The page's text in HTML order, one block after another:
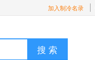
加入制冷名录
搜 索